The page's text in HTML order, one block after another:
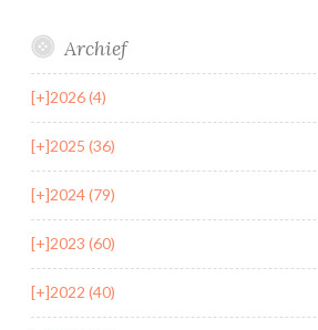
Archief
[+]2026 (4)
[+]2025 (36)
[+]2024 (79)
[+]2023 (60)
[+]2022 (40)